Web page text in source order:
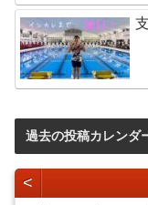
過去の投稿カレンダ
<